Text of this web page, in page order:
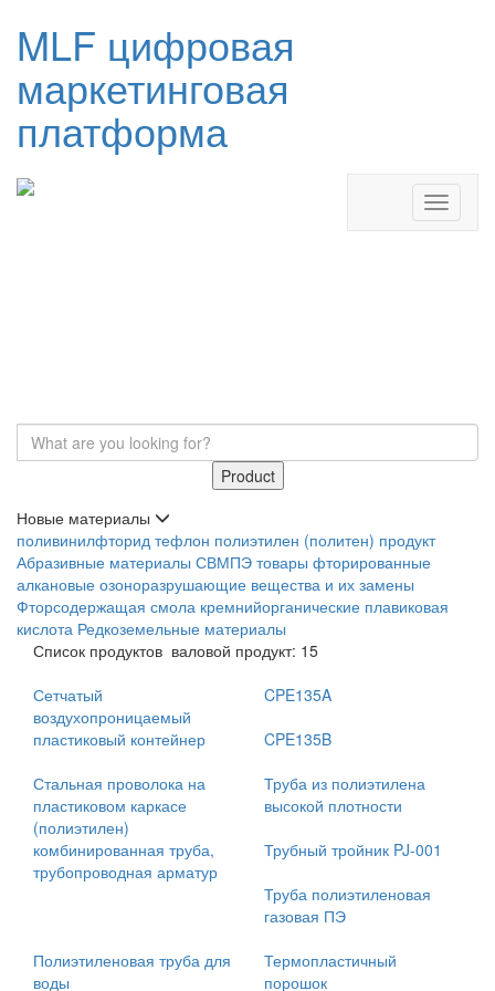
MLF цифровая
маркетинговая
платформа
Product
Новые материалы
поливинилфторид тефлон полиэтилен (политен) продукт
Абразивные материалы СВМПЭ товары фторированные
алкановые озоноразрушающие вещества и их замены
Фторсодержащая смола кремнийорганические плавиковая
кислота Редкоземельные материалы
Список продуктов валовой продукт: 15
Сетчатый
воздухопроницаемый
пластиковый контейнер
CPE135A
CPE135B
Стальная проволока на
пластиковом каркасе
(полиэтилен)
комбинированная труба,
трубопроводная арматур
Труба из полиэтилена
высокой плотности
Трубный тройник PJ-001
Труба полиэтиленовая
газовая ПЭ
Полиэтиленовая труба для
воды
Термопластичный
порошок